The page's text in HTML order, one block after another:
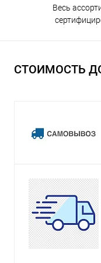
Весь
СТОИМОСТЬ